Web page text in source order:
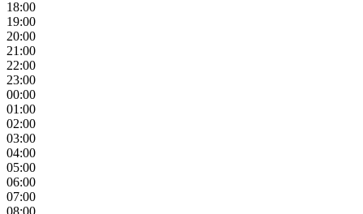
18:00
19:00
20:00
21:00
22:00
23:00
00:00
01:00
02:00
03:00
04:00
05:00
06:00
07:00
08:00